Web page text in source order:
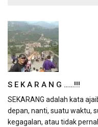
S E K A R A N G ……!!!
SEKARANG adalah kata
depan, nanti, suatu waktu,
kegagalan, atau tidak